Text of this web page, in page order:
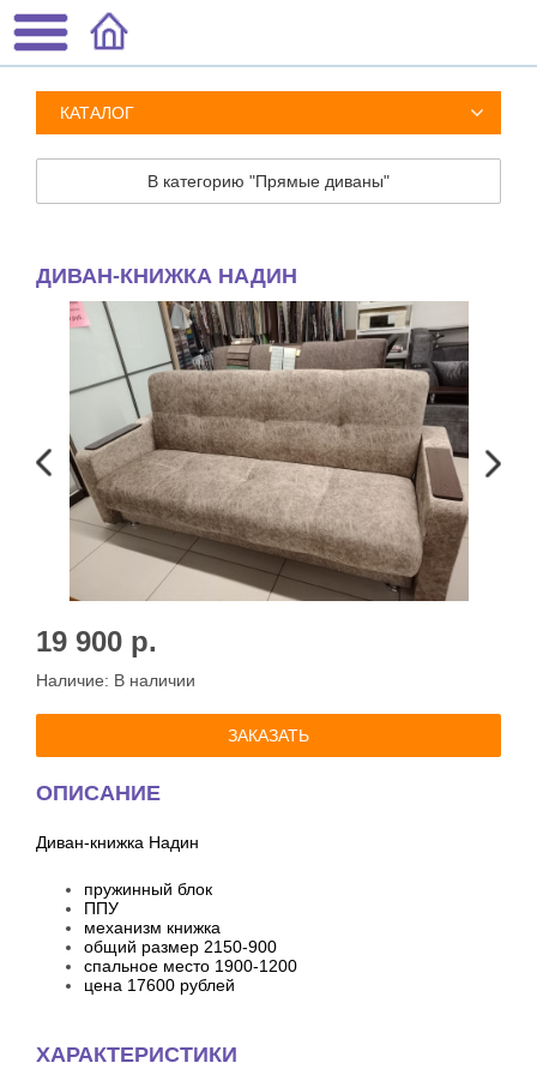
КАТАЛОГ
В категорию "Прямые диваны"
ДИВАН-КНИЖКА НАДИН
19 900 р.
Наличие: В наличии
ЗАКАЗАТЬ
ОПИСАНИЕ
Диван-книжка Надин
пружинный блок
ППУ
механизм книжка
общий размер 2150-900
спальное место 1900-1200
цена 17600 рублей
ХАРАКТЕРИСТИКИ